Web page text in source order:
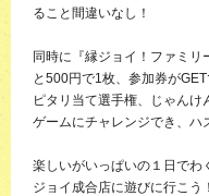
ること間違いなし！
同時に『縁ジョイ！ファミ
と500円で1枚、参加券が
ピタリ当て選手権、じゃん
ゲームにチャレンジでき、ハ
楽しいがいっぱいの１日でわ
ジョイ成合店に遊びに行こう